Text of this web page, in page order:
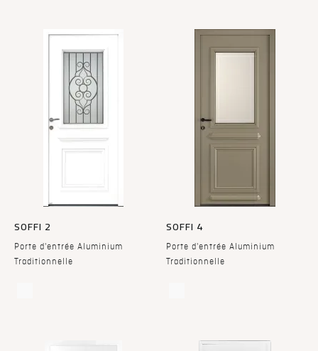
SOFFI 2
Porte d'entrée Aluminium
Traditionnelle
SOFFI 4
Porte d'entrée Aluminium
Traditionnelle